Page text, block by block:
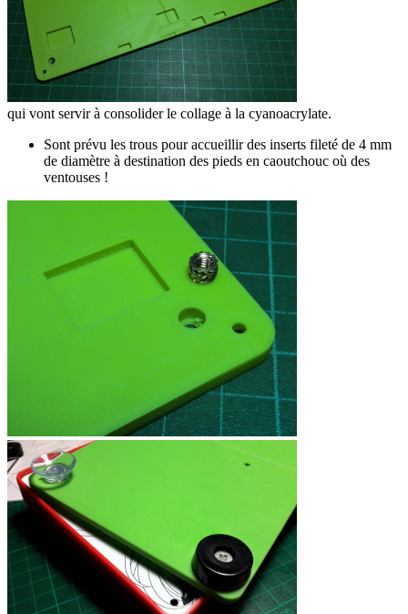
qui vont servir à consolider le collage à la cyanoacrylate.
Sont prévu les trous pour accueillir des inserts fileté de 4 mm
de diamètre à destination des pieds en caoutchouc où des
ventouses !